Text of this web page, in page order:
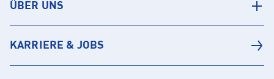
ÜBER UNS
KARRIERE & JOBS